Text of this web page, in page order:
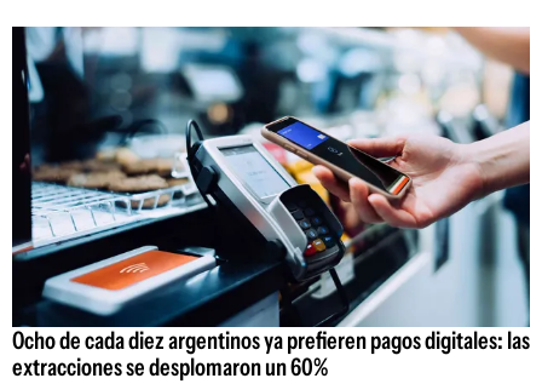
Ocho de cada diez argentinos ya prefieren pagos digitales: las
extracciones se desplomaron un 60%